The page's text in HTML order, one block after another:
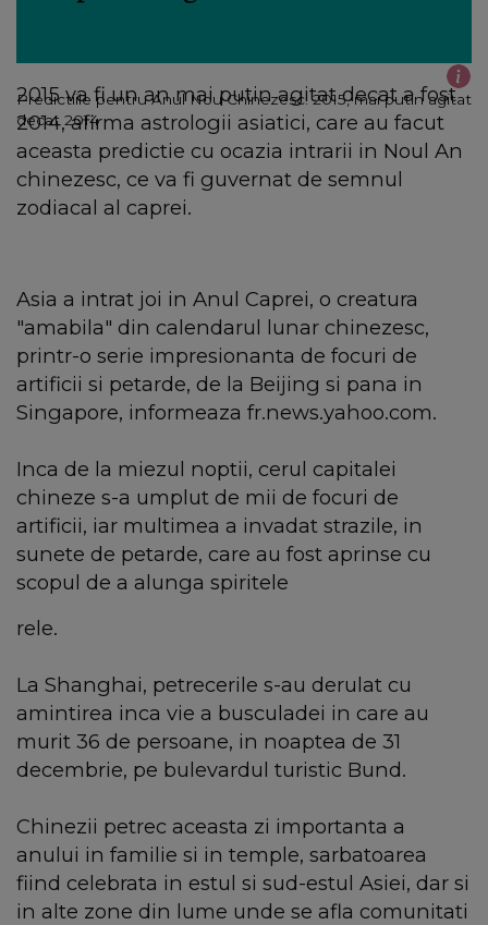
Predictiile pentru Anul Nou Chinezesc: 2015, mai putin agitat
decat 2014
2015 va fi un an mai putin agitat decat a fost
2014, afirma astrologii asiatici, care au facut
aceasta predictie cu ocazia intrarii in Noul An
chinezesc, ce va fi guvernat de semnul
zodiacal al caprei.
Asia a intrat joi in Anul Caprei, o creatura
"amabila" din calendarul lunar chinezesc,
printr-o serie impresionanta de focuri de
artificii si petarde, de la Beijing si pana in
Singapore, informeaza fr.news.yahoo.com.
Inca de la miezul noptii, cerul capitalei
chineze s-a umplut de mii de focuri de
artificii, iar multimea a invadat strazile, in
sunete de petarde, care au fost aprinse cu
scopul de a alunga spiritele
rele.
La Shanghai, petrecerile s-au derulat cu
amintirea inca vie a busculadei in care au
murit 36 de persoane, in noaptea de 31
decembrie, pe bulevardul turistic Bund.
Chinezii petrec aceasta zi importanta a
anului in familie si in temple, sarbatoarea
fiind celebrata in estul si sud-estul Asiei, dar si
in alte zone din lume unde se afla comunitati